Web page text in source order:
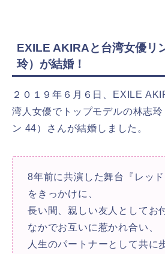
EXILE AKIRAと台湾女優リ
玲）が結婚！
２０１９年６月６日、 EXILE
湾人女優でトップモデルの林志玲
ン 44）さんが結婚しました。
8年前に共演した舞台『レッド
をきっかけに、
長い間、親しい友人としてお
なかでお互いに惹かれ合い、
人生のパートナーとして共に